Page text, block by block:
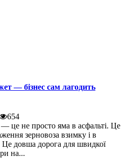
— бізнес сам лагодить
654
це не просто яма в асфальті. Це
зерновоза взимку і в
довша дорога для швидкої
на...